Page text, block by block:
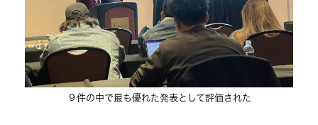
９件の中で最も優れた発表として評価された